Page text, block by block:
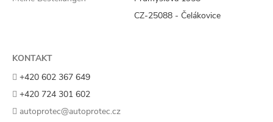
CZ-25088 - Čelákovice
KONTAKT
+420 602 367 649
+420 724 301 602
autoprotec@autoprotec.cz